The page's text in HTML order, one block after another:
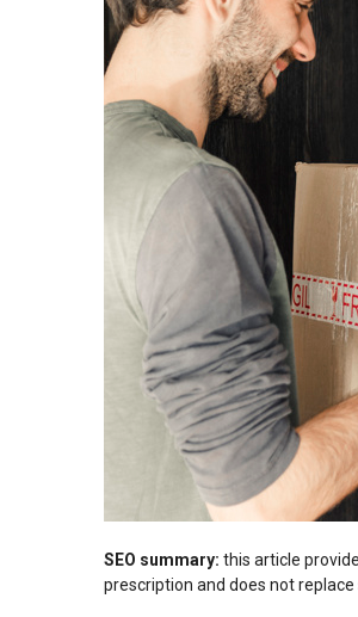
SEO summary: this article
prescription and does not replace